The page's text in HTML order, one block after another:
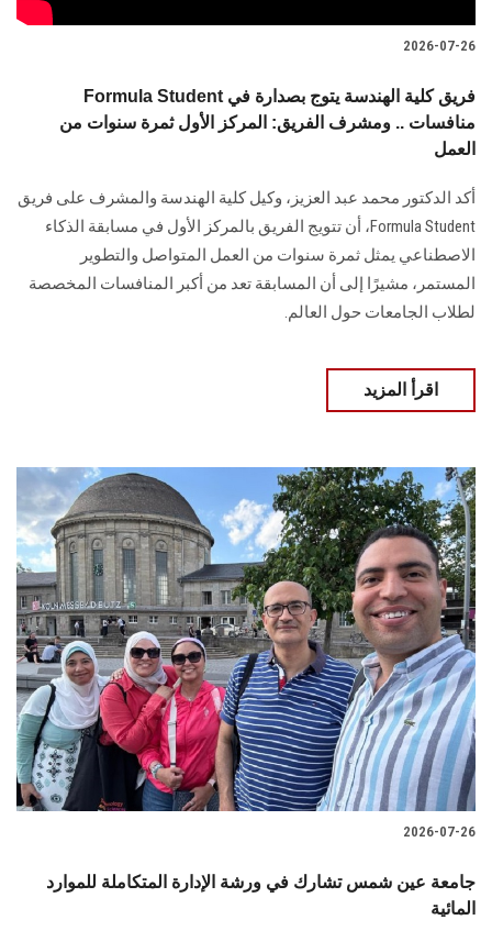
2026-07-26
Formula Student فريق كلية الهندسة يتوج بصدارة في
منافسات .. ومشرف الفريق: المركز الأول ثمرة سنوات من
العمل
أكد الدكتور محمد عبد العزيز، وكيل كلية الهندسة والمشرف على فريق
Formula Student، أن تتويج الفريق بالمركز الأول في مسابقة الذكاء
الاصطناعي يمثل ثمرة سنوات من العمل المتواصل والتطوير
المستمر، مشيرًا إلى أن المسابقة تعد من أكبر المنافسات المخصصة
لطلاب الجامعات حول العالم.
اقرأ المزيد
2026-07-26
جامعة عين شمس تشارك في ورشة الإدارة المتكاملة للموارد
المائية